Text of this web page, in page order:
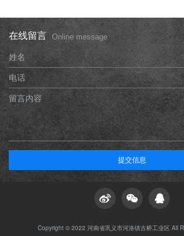
在线留言 Online message
姓名
电话
留言内容
提交信息
Copyright © 2022 河南省巩义市河洛镇古桥工业区 All